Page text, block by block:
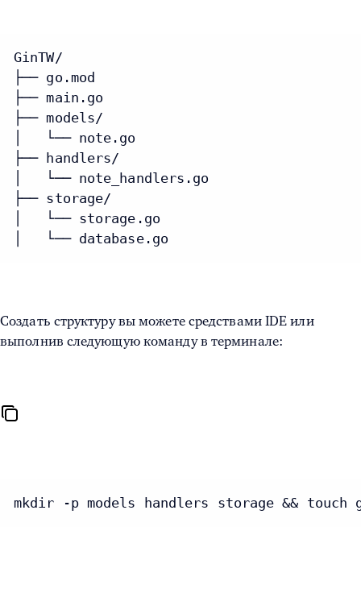
GinTW/
├── go.mod
├── main.go
├── models/
│   └── note.go
├── handlers/
│   └── note_handlers.go
├── storage/
│   └── storage.go
│   └── database.go
Создать структуру вы можете средствами IDE или
выполнив следующую команду в терминале:
mkdir -p models handlers storage && touch